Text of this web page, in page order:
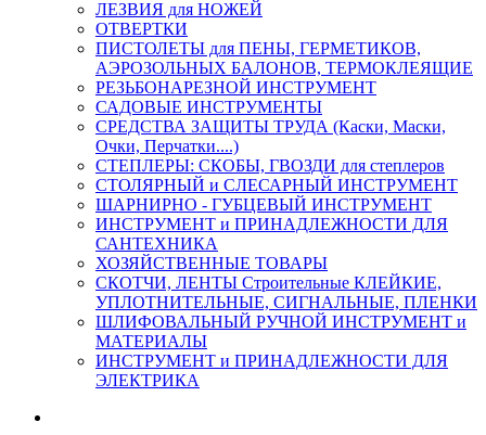
ЛЕЗВИЯ для НОЖЕЙ
ОТВЕРТКИ
ПИСТОЛЕТЫ для ПЕНЫ, ГЕРМЕТИКОВ,
АЭРОЗОЛЬНЫХ БАЛОНОВ, ТЕРМОКЛЕЯЩИЕ
РЕЗЬБОНАРЕЗНОЙ ИНСТРУМЕНТ
САДОВЫЕ ИНСТРУМЕНТЫ
СРЕДСТВА ЗАЩИТЫ ТРУДА (Каски, Маски,
Очки, Перчатки....)
СТЕПЛЕРЫ: СКОБЫ, ГВОЗДИ для степлеров
СТОЛЯРНЫЙ и СЛЕСАРНЫЙ ИНСТРУМЕНТ
ШАРНИРНО - ГУБЦЕВЫЙ ИНСТРУМЕНТ
ИНСТРУМЕНТ и ПРИНАДЛЕЖНОСТИ ДЛЯ
САНТЕХНИКА
ХОЗЯЙСТВЕННЫЕ ТОВАРЫ
СКОТЧИ, ЛЕНТЫ Строительные КЛЕЙКИЕ,
УПЛОТНИТЕЛЬНЫЕ, СИГНАЛЬНЫЕ, ПЛЕНКИ
ШЛИФОВАЛЬНЫЙ РУЧНОЙ ИНСТРУМЕНТ и
МАТЕРИАЛЫ
ИНСТРУМЕНТ и ПРИНАДЛЕЖНОСТИ ДЛЯ
ЭЛЕКТРИКА